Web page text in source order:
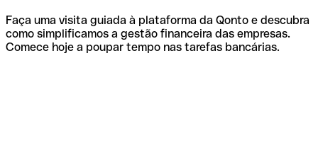
Faça uma visita guiada à plataforma da Qonto e descubra
como simplificamos a gestão financeira das empresas.
Comece hoje a poupar tempo nas tarefas bancárias.